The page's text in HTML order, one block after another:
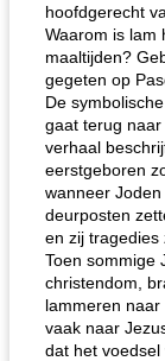
hoofdgerecht
Waarom is lam
maaltijden?
gegeten op
De
gaat terug
verhaal
eerstgeboren
wanneer
deurposten
en zij tragedies
Toen sommige
christendom,
lammeren naar
vaak naar
dat het